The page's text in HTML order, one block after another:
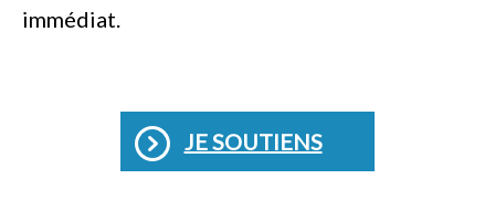
immédiat.
JE SOUTIENS